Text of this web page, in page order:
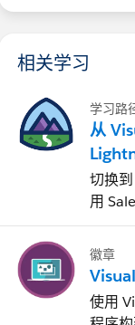
相关学习
学习路
从
切换
用
徽章
使用